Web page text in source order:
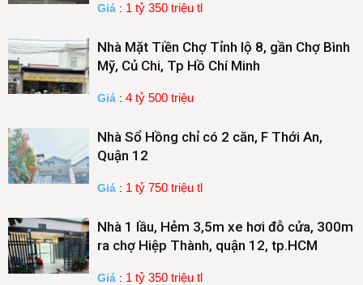
Giá : 1 tỷ 350 triệu tl
Nhà Mặt Tiền Chợ Tỉnh lộ 8, gần Chợ Bình
Mỹ, Củ Chi, Tp Hồ Chí Minh
Giá : 4 tỷ 500 triệu
Nhà Sổ Hồng chỉ có 2 căn, F Thới An,
Quận 12
Giá : 1 tỷ 750 triệu tl
Nhà 1 lầu, Hẻm 3,5m xe hơi đỗ cửa, 300m
ra chợ Hiệp Thành, quận 12, tp.HCM
Giá : 1 tỷ 350 triệu tl